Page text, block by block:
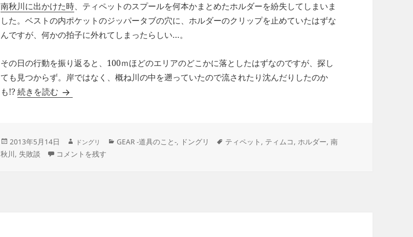
南秋川に出かけた時、ティペットのスプールを何本かまとめたホルダーを紛失してしまいま
した。ベストの内ポケットのジッパータブの穴に、ホルダーのクリップを止めていたはずな
んですが、何かの拍子に外れてしまったらしい…。
その日の行動を振り返ると、100ｍほどのエリアのどこかに落としたはずなのですが、探し
ても見つからず。岸ではなく、概ね川の中を遡っていたので流されたり沈んだりしたのか
も!?続きを読む 同じモノを買い直す虚しさ
投
日:
2013年5月14日
成
者
ドングリ
カ
GEAR -道具のこと-, ドングリ
タ
グ
ティペット , ティムコ, ホルダー,南
秋川, 失敗談 同じモノを買い直す虚しさ に
コメントを残す